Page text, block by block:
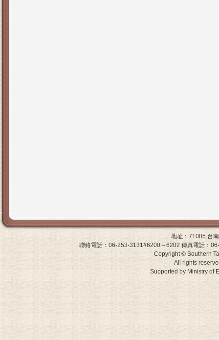
地址：71005 台
聯絡電話：06-253-3131#6200～6202 傳真電話：
Copyright © Southern
All rights
Supported by Ministry of